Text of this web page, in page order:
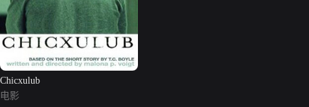
Chicxulub
电影